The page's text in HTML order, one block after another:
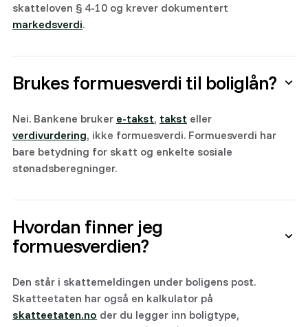
skatteloven § 4-10 og krever dokumentert
markedsverdi.
Brukes formuesverdi til boliglån?
Nei. Bankene bruker e-takst, takst eller
verdivurdering, ikke formuesverdi. Formuesverdi har
bare betydning for skatt og enkelte sosiale
stønadsberegninger.
Hvordan finner jeg
formuesverdien?
Den står i skattemeldingen under boligens post.
Skatteetaten har også en kalkulator på
skatteetaten.no der du legger inn boligtype,